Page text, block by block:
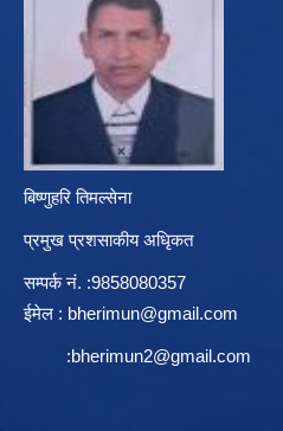
बिष्णुहरि तिमल्सेना
प्रमुख प्रशसाकीय अधिृकत
सम्पर्क न‌ं. :9858080357
ईमेल : bherimun@gmail.com
:bherimun2@gmail.com